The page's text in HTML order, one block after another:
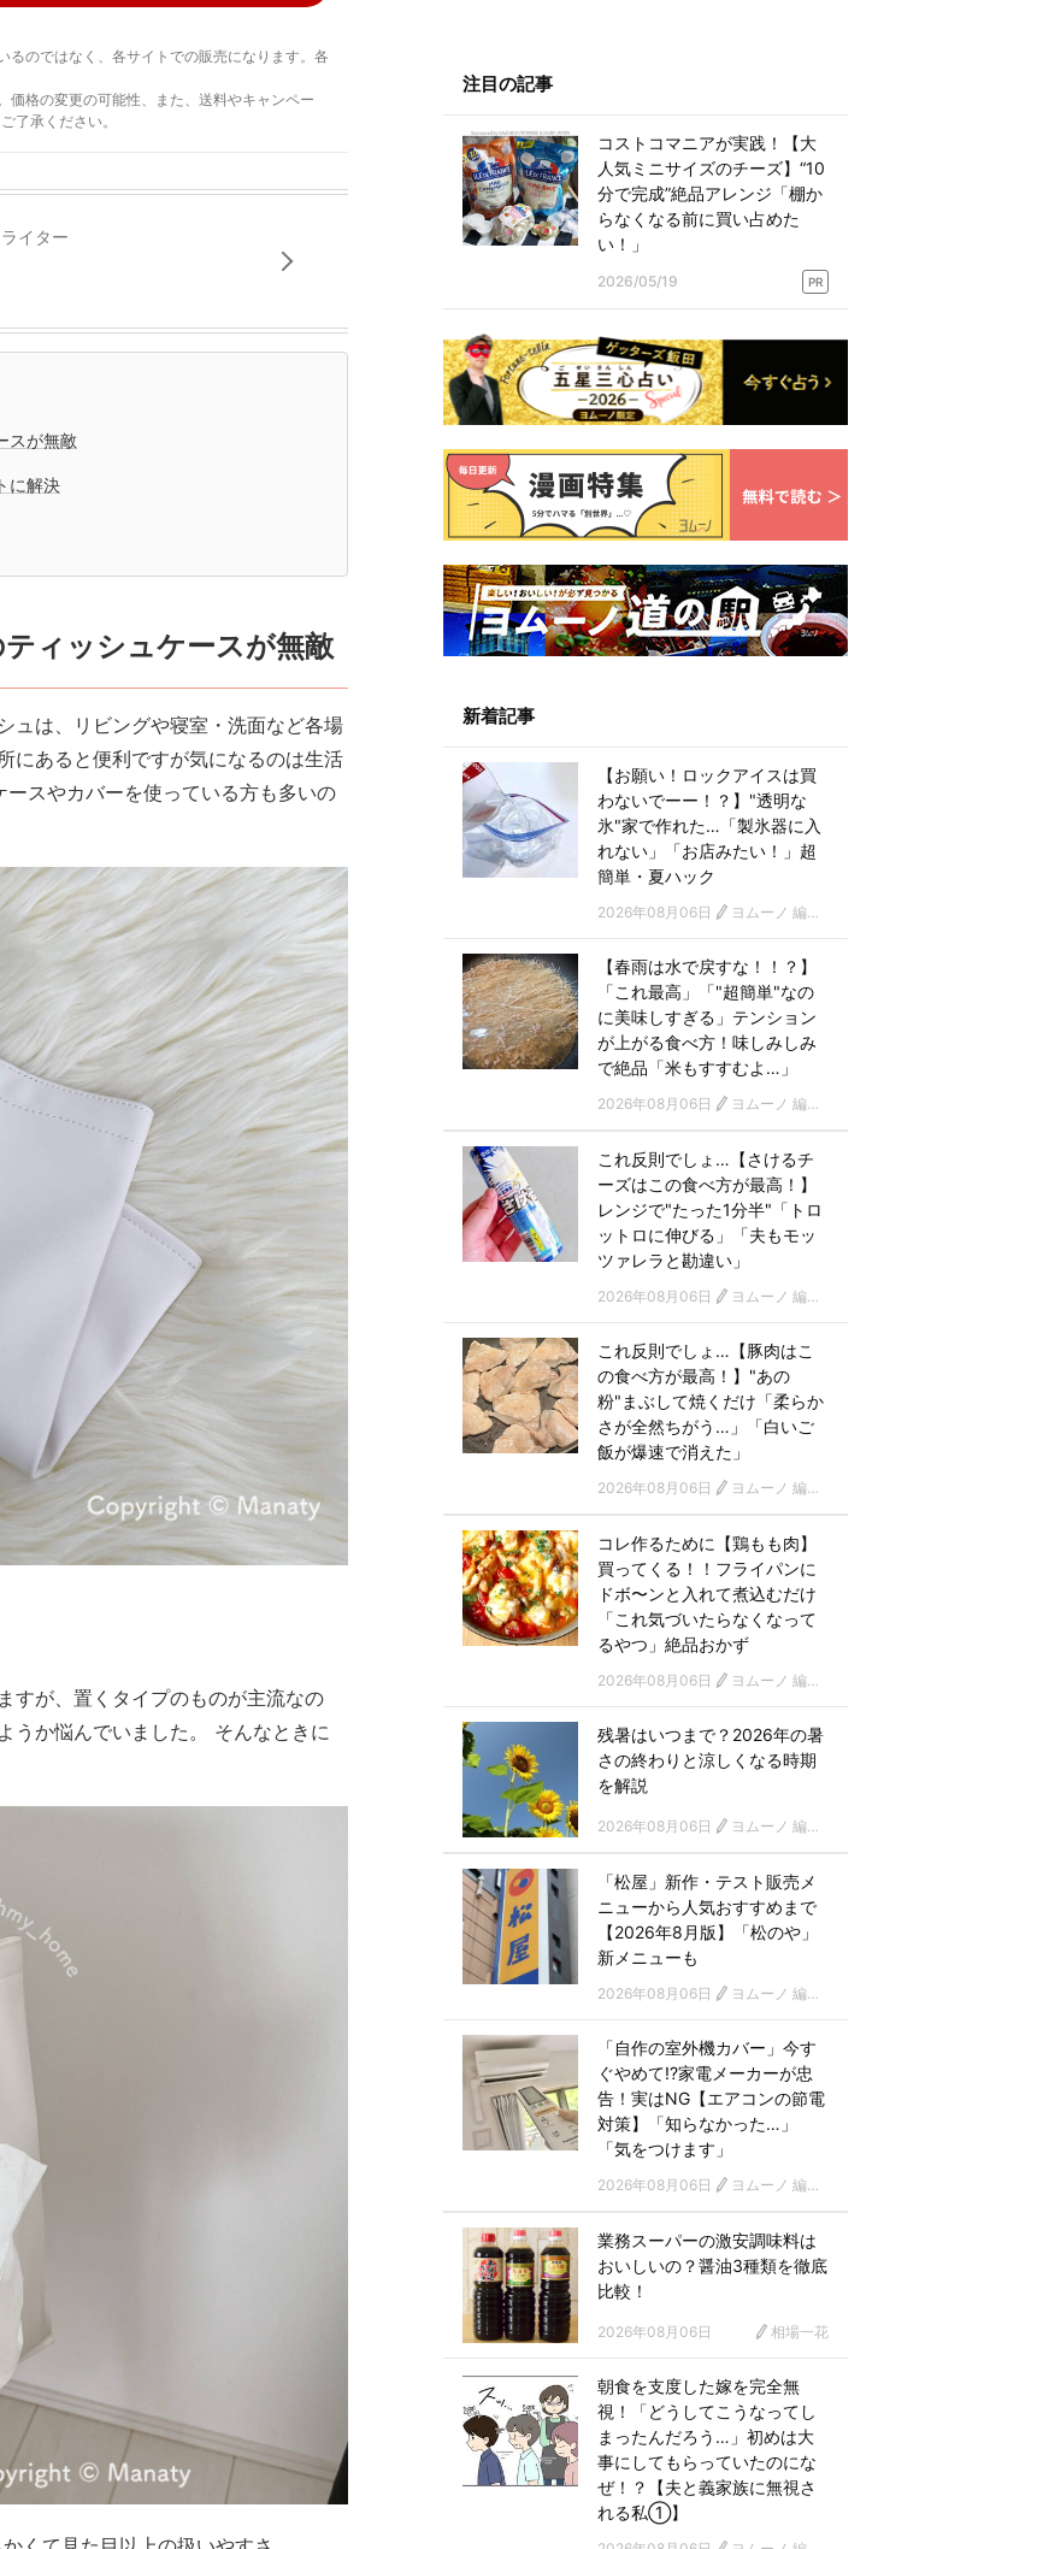
のではなく、各サイトでの販売になります。各
格の変更の可能性、また、送料やキャンペー
了承ください。
イター
スが無敵
に解決
ィッシュケースが無敵
ュは、リビングや寝室・洗面など各場
にあると便利ですが気になるのは生活
スやカバーを使っている方も多いの
すが、置くタイプのものが主流なの
うか悩んでいました。 そんなときに
注目の記事
コストコマニアが実践！【大
人気ミニサイズのチーズ】“10
分で完成”絶品アレンジ「棚か
らなくなる前に買い占めた
い！」
2026/05/19 PR
新着記事
【お願い！ロックアイスは買
わないでーー！？】"透明な
氷"家で作れた…「製氷器に入
れない」「お店みたい！」超
簡単・夏ハック
2026年08月06日 ヨムーノ 編集部
【春雨は水で戻すな！！？】
「これ最高」「"超簡単"なの
に美味しすぎる」テンション
が上がる食べ方！味しみしみ
で絶品「米もすすむよ…」
2026年08月06日 ヨムーノ 編集部
これ反則でしょ…【さけるチ
ーズはこの食べ方が最高！】
レンジで"たった1分半"「トロ
ットロに伸びる」「夫もモッ
ツァレラと勘違い」
2026年08月06日 ヨムーノ 編集部
これ反則でしょ…【豚肉はこ
の食べ方が最高！】"あの
粉"まぶして焼くだけ「柔らか
さが全然ちがう…」「白いご
飯が爆速で消えた」
2026年08月06日 ヨムーノ 編集部
コレ作るために【鶏もも肉】
買ってくる！！フライパンに
ドボ〜ンと入れて煮込むだけ
「これ気づいたらなくなって
るやつ」絶品おかず
2026年08月06日 ヨムーノ 編集部
残暑はいつまで？2026年の暑
さの終わりと涼しくなる時期
を解説
2026年08月06日 ヨムーノ 編集部
「松屋」新作・テスト販売メ
ニューから人気おすすめまで
【2026年8月版】「松のや」
新メニューも
2026年08月06日 ヨムーノ 編集部
「自作の室外機カバー」今す
ぐやめて!?家電メーカーが忠
告！実はNG【エアコンの節電
対策】「知らなかった…」
「気をつけます」
2026年08月06日 ヨムーノ 編集部
業務スーパーの激安調味料は
おいしいの？醤油3種類を徹底
比較！
2026年08月06日 相場一花
朝食を支度した嫁を完全無
視！「どうしてこうなってし
まったんだろう…」初めは大
事にしてもらっていたのにな
ぜ！？【夫と義家族に無視さ
れる私①】